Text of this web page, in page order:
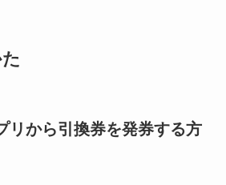
リから引換券を発券する方